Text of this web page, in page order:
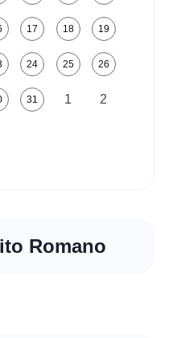
17 18 19
24 25 26
31 1 2
Romano